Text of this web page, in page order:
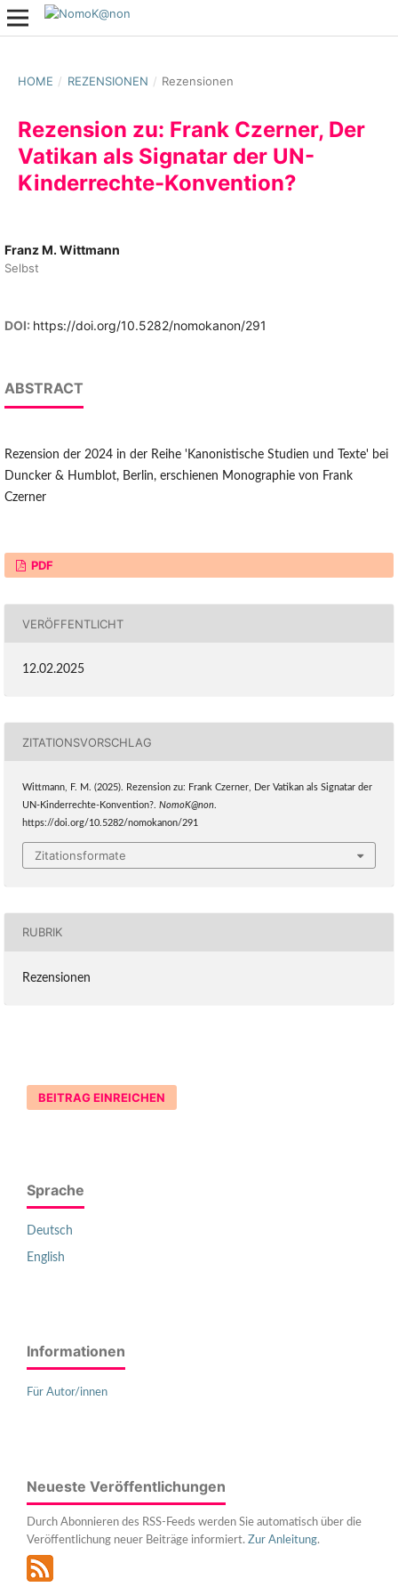
HOME / REZENSIONEN / Rezensionen
Rezension zu: Frank Czerner, Der
Vatikan als Signatar der UN-
Kinderrechte-Konvention?
Franz M. Wittmann
Selbst
DOI: https://doi.org/10.5282/nomokanon/291
ABSTRACT
Rezension der 2024 in der Reihe 'Kanonistische Studien und Texte' bei
Duncker & Humblot, Berlin, erschienen Monographie von Frank
Czerner
PDF
VERÖFFENTLICHT
12.02.2025
ZITATIONSVORSCHLAG
Wittmann, F. M. (2025). Rezension zu: Frank Czerner, Der Vatikan als Signatar der
UN-Kinderrechte-Konvention?. NomoK@non.
https://doi.org/10.5282/nomokanon/291
Zitationsformate
RUBRIK
Rezensionen
BEITRAG EINREICHEN
Sprache
Deutsch
English
Informationen
Für Autor/innen
Neueste Veröffentlichungen
Durch Abonnieren des RSS-Feeds werden Sie automatisch über die
Veröffentlichung neuer Beiträge informiert. Zur Anleitung.